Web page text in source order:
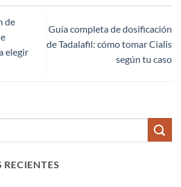
de
elegir
Guía completa de dosificación
de Tadalafil: cómo tomar Cialis
según tu caso